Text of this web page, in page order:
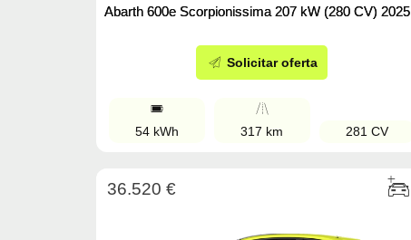
Abarth 600e Scorpionissima 207 kW (280 CV) 2025
Solicitar oferta
54 kWh 317 km 281 CV
36.520 €